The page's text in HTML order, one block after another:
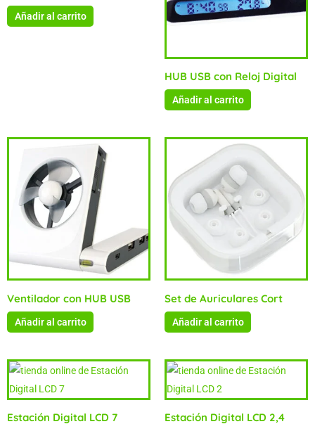
Añadir al carrito
HUB USB con Reloj Digital
Añadir al carrito
Ventilador con HUB USB
Añadir al carrito
Set de Auriculares Cort
Añadir al carrito
Estación Digital LCD 7 Estación Digital LCD 2,4